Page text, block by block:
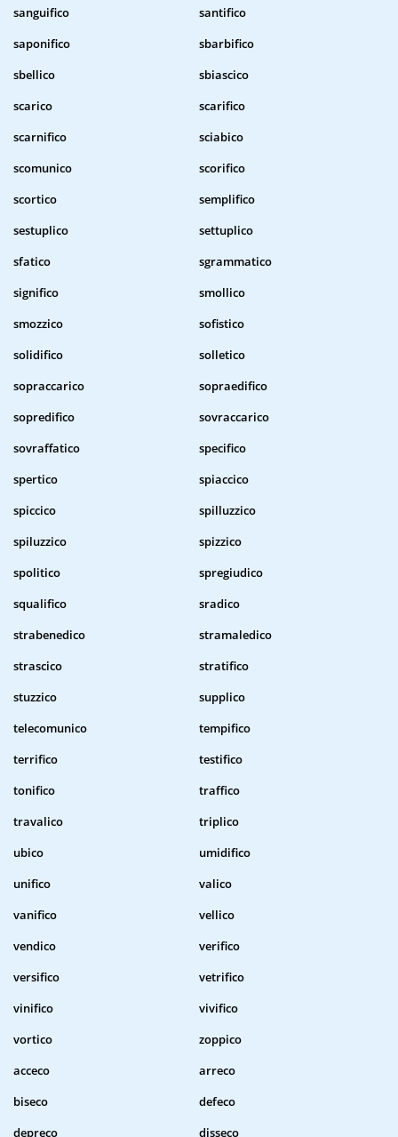
sanguifico
santifico
saponifico
sbarbifico
sbellico
sbiascico
scarico
scarifico
scarnifico
sciabico
scomunico
scorifico
scortico
semplifico
sestuplico
settuplico
sfatico
sgrammatico
significo
smollico
smozzico
sofistico
solidifico
solletico
sopraccarico
sopraedifico
sopredifico
sovraccarico
sovraffatico
specifico
spertico
spiaccico
spiccico
spilluzzico
spiluzzico
spizzico
spolitico
spregiudico
squalifico
sradico
strabenedico
stramaledico
strascico
stratifico
stuzzico
supplico
telecomunico
tempifico
terrifico
testifico
tonifico
traffico
travalico
triplico
ubico
umidifico
unifico
valico
vanifico
vellico
vendico
verifico
versifico
vetrifico
vinifico
vivifico
vortico
zoppico
acceco
arreco
biseco
defeco
depreco
disseco